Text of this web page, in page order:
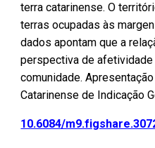
terra catarinense. O
terras ocupadas às
dados apontam que a
perspectiva de
comunidade.
Catarinense de Indicação
10.6084/